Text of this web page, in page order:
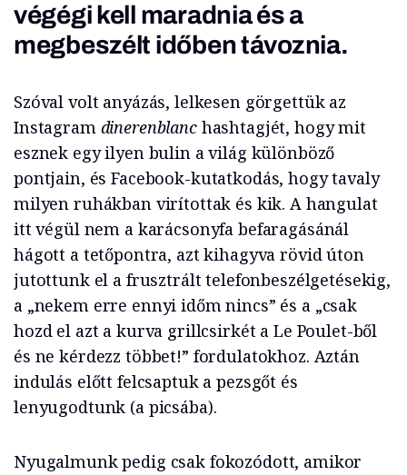
végégi kell maradnia és a
megbeszélt időben távoznia.
Szóval volt anyázás, lelkesen görgettük az
Instagram dinerenblanchashtagjét, hogy mit
esznek egy ilyen bulin a világ különböző
pontjain, és Facebook-kutatkodás, hogy tavaly
milyen ruhákban virítottak és kik. A hangulat
itt végül nem a karácsonyfa befaragásánál
hágott a tetőpontra, azt kihagyva rövid úton
jutottunk el a frusztrált telefonbeszélgetésekig,
a „nekem erre ennyi időm nincs” és a „csak
hozd el azt a kurva grillcsirkét a Le Poulet-ből
és ne kérdezz többet!” fordulatokhoz. Aztán
indulás előtt felcsaptuk a pezsgőt és
lenyugodtunk (a picsába).
Nyugalmunk pedig csak fokozódott, amikor